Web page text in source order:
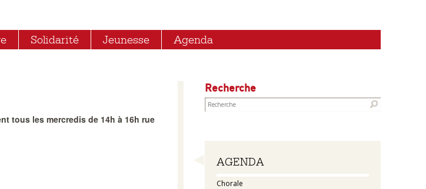
Solidarité Jeunesse Agenda
Recherche
Navigation
AGENDA
Chorale
tous les mercredis de 14h à 16h rue